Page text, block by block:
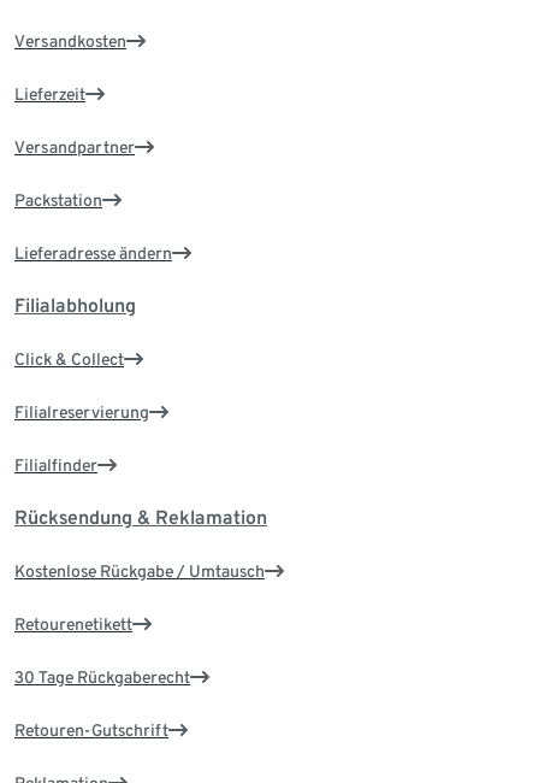
Versandkosten
Lieferzeit
Versandpartner
Packstation
Lieferadresse ändern
Filialabholung
Click & Collect
Filialreservierung
Filialfinder
Rücksendung & Reklamation
Kostenlose Rückgabe / Umtausch
Retourenetikett
30 Tage Rückgaberecht
Retouren-Gutschrift